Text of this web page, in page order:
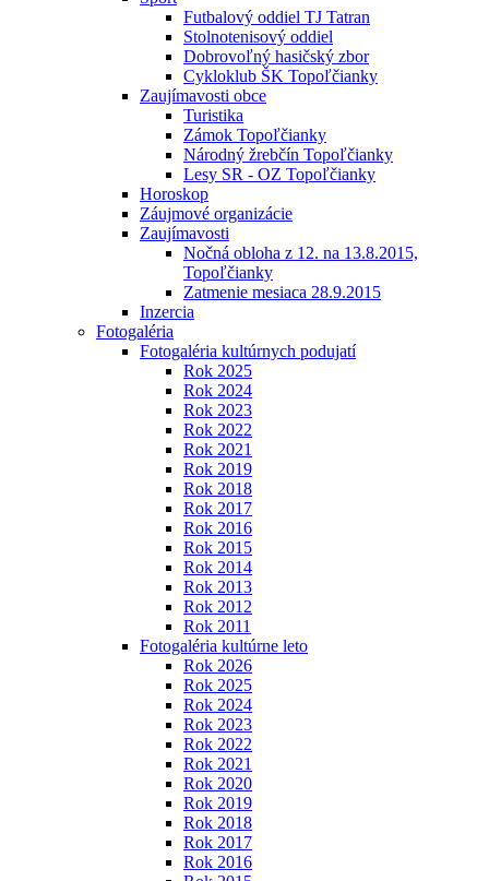
Futbalový oddiel TJ Tatran
Stolnotenisový oddiel
Dobrovoľný hasičský zbor
Cykloklub ŠK Topoľčianky
Zaujímavosti obce
Turistika
Zámok Topoľčianky
Národný žrebčín Topoľčianky
Lesy SR - OZ Topoľčianky
Horoskop
Záujmové organizácie
Zaujímavosti
Nočná obloha z 12. na 13.8.2015,
Topoľčianky
Zatmenie mesiaca 28.9.2015
Inzercia
Fotogaléria
Fotogaléria kultúrnych podujatí
Rok 2025
Rok 2024
Rok 2023
Rok 2022
Rok 2021
Rok 2019
Rok 2018
Rok 2017
Rok 2016
Rok 2015
Rok 2014
Rok 2013
Rok 2012
Rok 2011
Fotogaléria kultúrne leto
Rok 2026
Rok 2025
Rok 2024
Rok 2023
Rok 2022
Rok 2021
Rok 2020
Rok 2019
Rok 2018
Rok 2017
Rok 2016